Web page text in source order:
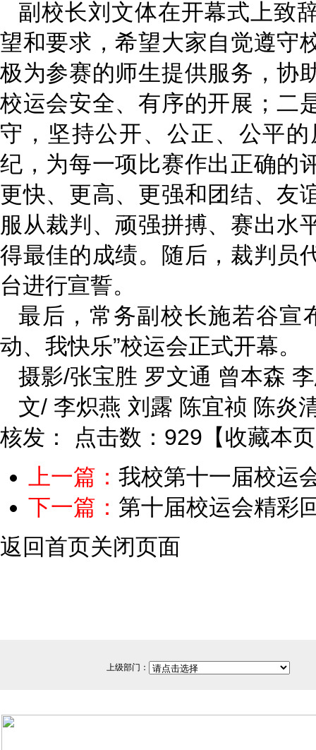
副校长刘文体在开幕式上致
望和要求，希望大家自觉遵守
极为参赛的师生提供服务，协
校运会安全、有序的开展；二
守，坚持公开、公正、公平
纪，为每一项比赛作出正确的
更快、更高、更强和团结、友
服从裁判、顽强拼搏、赛出水
得最佳的成绩。随后，裁判员
台进行宣誓。
最后，常务副校长施若谷宣
动、我快乐”校运会正式开幕。
摄影/张宝胜 罗文通 曾本森
文/ 李炽燕 刘露 陈宜祯 陈炎
核发：
点击数：929 【收藏本页
上一篇： 我校第十一届校运
下一篇： 第十届校运会精彩
返回首页关闭页面
上级部门：